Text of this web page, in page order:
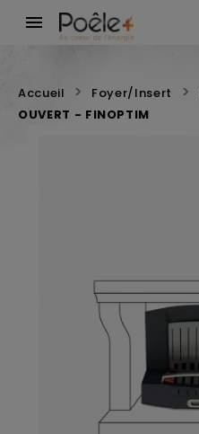

Accueil Foyer/Insert
OUVERT - FINOPTIM